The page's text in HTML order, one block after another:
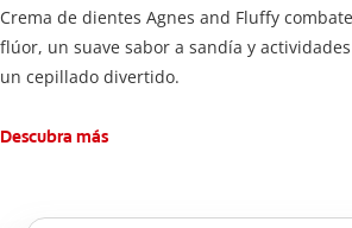
Crema de dientes Agnes and Fluffy
flúor, un suave sabor a sandía y
un cepillado divertido.
Descubra más